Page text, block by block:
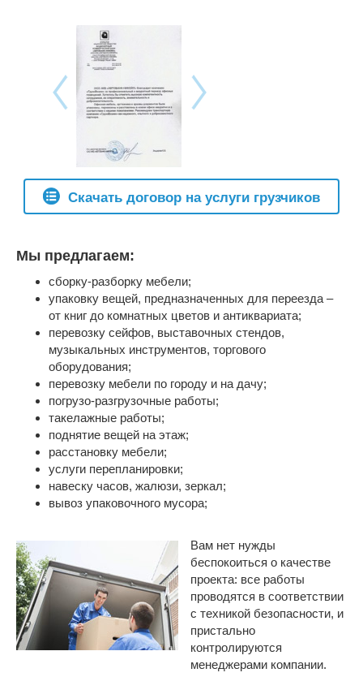
Скачать договор на услуги грузчиков
Мы предлагаем:
сборку-разборку мебели;
упаковку вещей, предназначенных для переезда –
от книг до комнатных цветов и антиквариата;
перевозку сейфов, выставочных стендов,
музыкальных инструментов, торгового
оборудования;
перевозку мебели по городу и на дачу;
погрузо-разгрузочные работы;
такелажные работы;
поднятие вещей на этаж;
расстановку мебели;
услуги перепланировки;
навеску часов, жалюзи, зеркал;
вывоз упаковочного мусора;
Вам нет нужды
беспокоиться о качестве
проекта: все работы
проводятся в соответствии
с техникой безопасности, и
пристально
контролируются
менеджерами компании.